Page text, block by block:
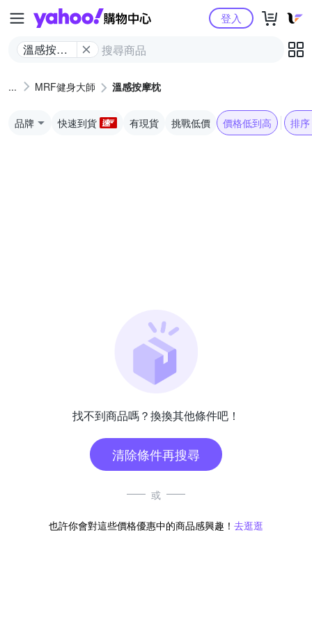
Yahoo購物中心
溫感按摩
登入
MRF健身大師 溫感按摩枕
品牌 快速到貨 有現貨 挑戰低價 價格低到高 排序
找不到商品嗎？換換其他條件吧！
清除條件再搜尋
或
也許你會對這些價格優惠中的商品感興趣！ 去逛逛